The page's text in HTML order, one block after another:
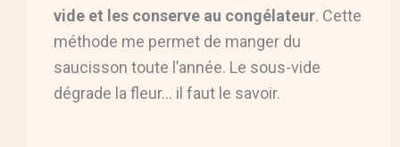
vide et les conserve au congélateur. Cette
méthode me permet de manger du
saucisson toute l’année. Le sous-vide
dégrade la fleur… il faut le savoir.